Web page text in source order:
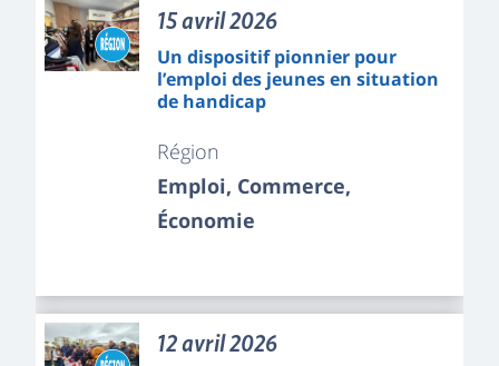
15 avril 2026
Un dispositif pionnier pour
l’emploi des jeunes en situation
de handicap
Région
Emploi, Commerce,
Économie
12 avril 2026